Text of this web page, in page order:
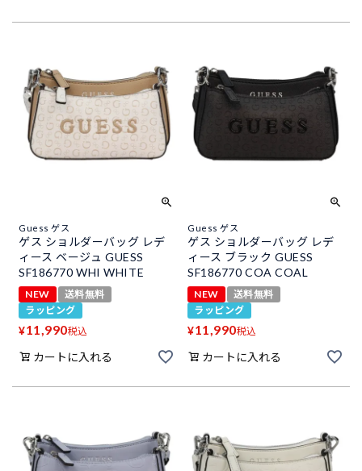
Guess ゲス
ゲス ショルダーバッグ レデ
ィース ベージュ GUESS
SF186770 WHI WHITE
NEW
送料無料
ラッピング
¥11,990税込
カートに入れる
Guess ゲス
ゲス ショルダーバッグ レデ
ィース ブラック GUESS
SF186770 COA COAL
NEW
送料無料
ラッピング
¥11,990税込
カートに入れる